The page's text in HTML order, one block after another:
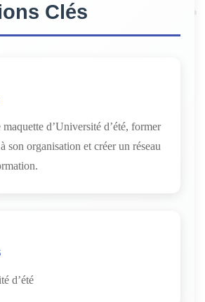
Clés
d’Université d’été, former
son organisation et créer un réseau
d’été